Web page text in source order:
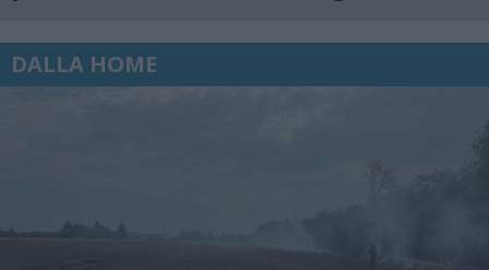
DALLA HOME